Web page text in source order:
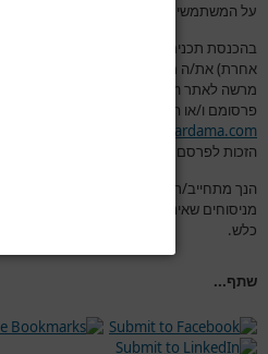
על המשתמשים בפורום למסור מידע שהוא
בהכנסת תכנים לאתר
אחרת) את/ה מצהיר/ה בזאת במפורש כי הינך
מרשה לאתר www.hardama.com
בעצם
פרסומם ו/או הסרתם מהאתר ו/או פרסומם
www.hardama.com
הזכות לפרסם מידע זה, באופן מלא, באופן
הנך מתחייב/ת שבהוספת הודעה לפורום,
מניסוחים שאינם ראויים, מפרסומות
כלש.
שתף...